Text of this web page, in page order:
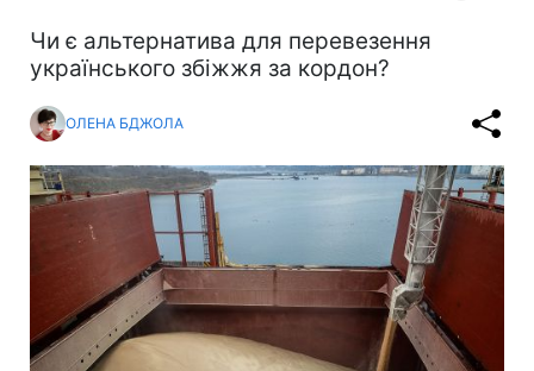
Чи є альтернатива для перевезення
українського збіжжя за кордон?
ОЛЕНА БДЖОЛА